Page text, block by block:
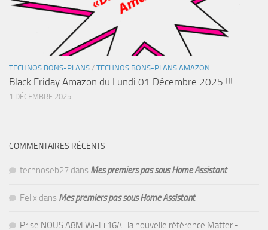
TECHNOS BONS-PLANS / TECHNOS BONS-PLANS AMAZON
Black Friday Amazon du Lundi 01 Décembre 2025 !!!
1 DÉCEMBRE 2025
COMMENTAIRES RÉCENTS
technoseb27 dans Mes premiers pas sous Home Assistant
Felix dans Mes premiers pas sous Home Assistant
Prise NOUS A8M Wi-Fi 16A : la nouvelle référence Matter -